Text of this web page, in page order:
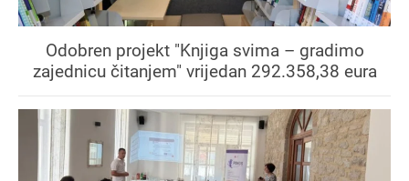
Odobren projekt "Knjiga svima – gradimo
zajednicu čitanjem" vrijedan 292.358,38 eura